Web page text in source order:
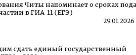
Читы напоминает о сроках
в ГИА-11 (ЕГЭ)
29.01.2026
сдать единый государственный